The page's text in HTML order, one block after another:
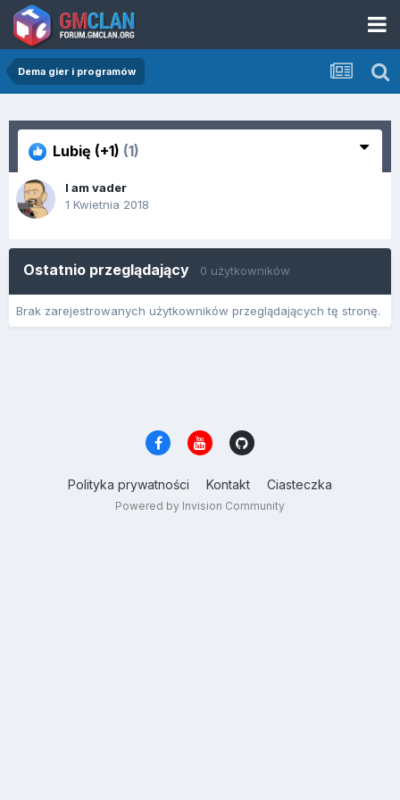
Dema gier i programów
Lubię (+1) (1)
I am vader
1 Kwietnia 2018
Ostatnio przeglądający 0 użytkowników
Brak zarejestrowanych użytkowników przeglądających tę stronę.
Polityka prywatności Kontakt Ciasteczka
Powered by Invision Community